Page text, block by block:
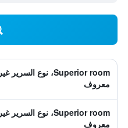
Superior room، نوع السرير غير
معروف
Superior room، نوع السرير غير
معروف